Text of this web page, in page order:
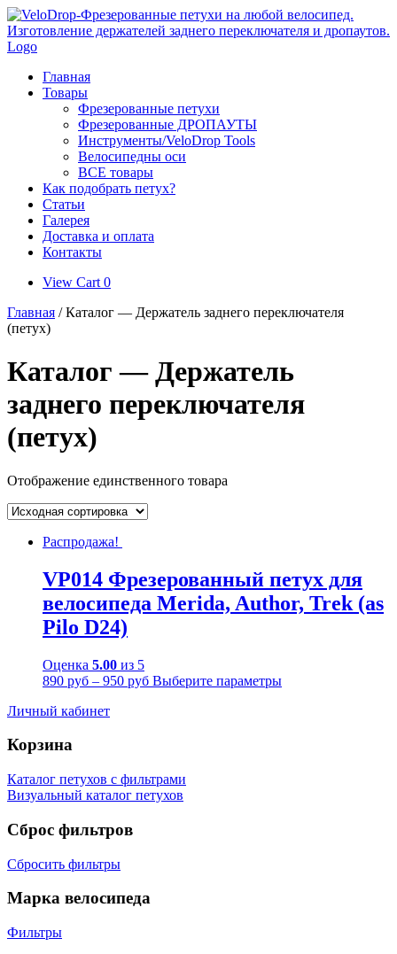
Skip
to
content
Главная
Товары
Фрезерованные петухи
Фрезерованные ДРОПАУТЫ
Инструменты/VeloDrop Tools
Велосипедны оси
ВСЕ товары
Как подобрать петух?
Статьи
Галерея
Доставка и оплата
Контакты
View
cart
View Cart 0
Главная / Каталог — Держатель заднего переключателя
(петух)
Каталог — Держатель
заднего переключателя
(петух)
Отображение единственного товара
Распродажа!
VP014 Фрезерованный петух для
велосипеда Merida, Author, Trek (as
Pilo D24)
Оценка 5.00 из 5
890 руб – 950 руб Выберите параметры
Личный кабинет
Корзина
Каталог петухов с фильтрами
Визуальный каталог петухов
Сброс фильтров
Сбросить фильтры
Марка велосипеда
Фильтры